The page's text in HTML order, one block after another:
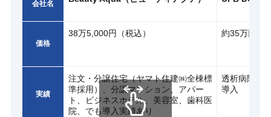
会社名
価格
38万5,000円（税込） 約35万円
実績
注文・分譲住宅（ヤマト住建㈱全棟標
準採用）、分譲マンション、アパー
ト、ビジネスホテル、美容室、歯科医
院、でも導入実績あり
透析病院、
導入